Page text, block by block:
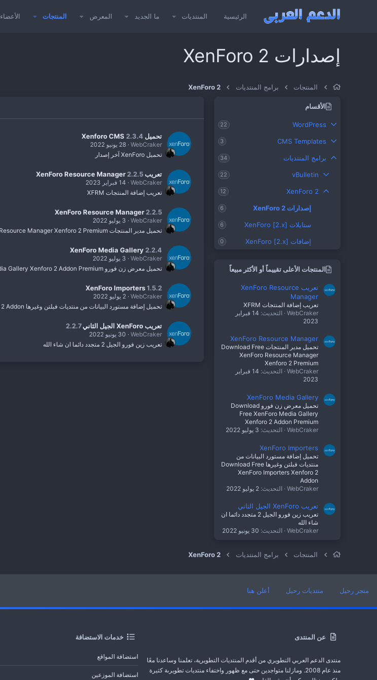
الرئيسية المنتديات ما الجديد المعرض المنتجات الأعضاء
إصدارات XenForo 2
المنتجات برامج المنتديات XenForo 2
الأقسام
WordPress
22
CMS Templates
3
برامج المنتديات 34
vBulletin
22
XenForo 2
12
إصدارات XenForo 2 6
ستايلات XenForo [2.x] 6
إضافات XenForo [2.x] 0
المنتجات الأعلى تقييماً أو الأكثر مبيعاً
تعريب XenForo Resource
Manager
تعريب إضافة المنتجات XFRM
WebCraker
التحديث:
14 فبراير
2023
XenForo Resource Manager
تحميل مدير المنتجات Download Free
XenForo Resource Manager
Xenforo 2 Premium
WebCraker
التحديث:
14 فبراير
2023
XenForo Media Gallery
تحميل معرض زن فورو Download
Free XenForo Media Gallery
Xenforo 2 Addon Premium
WebCraker
التحديث: 3 يوليو 2022
XenForo Importers
تحميل إضافة مستورد البيانات من
منتديات فبلتن وغيرها Download Free
XenForo Importers Xenforo 2
Addon
WebCraker
التحديث: 2 يوليو 2022
تعريب XenForo الجيل الثاني
تعريب زين فورو الجيل 2 متجدد دائما ان
شاء الله
WebCraker
التحديث: 30 يونيو 2022
تحميل Xenforo CMS 2.3.4
WebCraker 28 يونيو 2022
تحميل XenForo آخر إصدار
تعريب XenForo Resource Manager 2.2.5
WebCraker
14 فبراير 2023
تعريب إضافة المنتجات XFRM
XenForo Resource Manager 2.2.5
WebCraker
3 يوليو 2022
تحميل مدير المنتجات Download Free XenForo Resource Manager Xenforo 2 Premium
XenForo Media Gallery 2.2.4
WebCraker
3 يوليو 2022
تحميل معرض زن فورو Download Free XenForo Media Gallery Xenforo 2 Addon Premium
XenForo Importers1.5.2
WebCraker 2 يوليو 2022
تحميل إضافة مستورد البيانات من منتديات فبلتن وغيرها Download Free XenForo Importers Xenforo 2 Addon
تعريب XenForo الجيل الثاني 2.2.7
WebCraker
30 يونيو 2022
تعريب زين فورو الجيل 2 متجدد دائما ان شاء الله
المنتجات برامج المنتديات XenForo 2
عن المنتدى
منتدى الدعم العربي التطويري من أقدم المنتديات التطويرية، تعلمنا وساعدنا معًا
منذ عام 2008. ومازلنا متواجدين حتى مع ظهور واختفاء منتديات تطويرىة كثيرة
خدمات الاستضافة
استضافة المواقع
استضافة الموزعين
متجر رحيل منتديات رحيل أعلن هنا